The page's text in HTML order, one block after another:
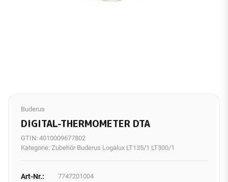
Buderus
DIGITAL-THERMOMETER DTA
GTIN: 4010009677802
Kategorie: Zubehör Buderus Logalux LT135/1 LT300/1
Art-Nr.: 7747201004